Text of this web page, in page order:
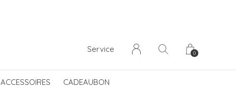
ACCESSOIRES CADEAUBON
Service 0